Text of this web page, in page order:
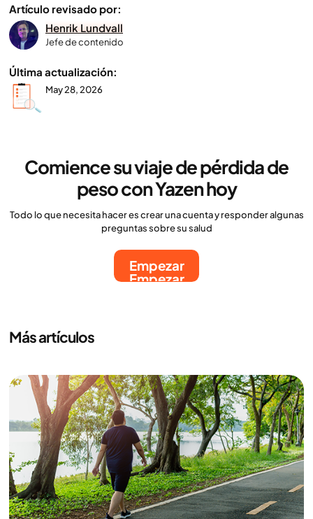
Artículo revisado por:
Henrik Lundvall
Jefe de contenido
Última actualización:
May 28, 2026
Comience su viaje de pérdida de
peso con Yazen hoy
Todo lo que necesita hacer es crear una cuenta y responder algunas
preguntas sobre su salud
Empezar
Empezar
Más artículos